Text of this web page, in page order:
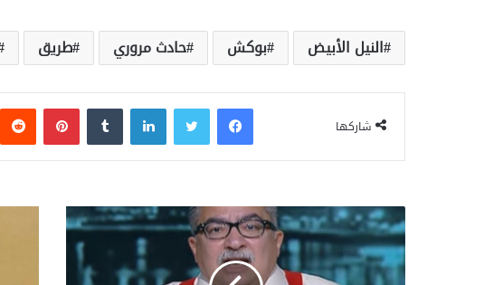
النيل الأبيض بوكش حادث مروري طريق
شاركها
فيسبوك لينكدإن بينتيريست